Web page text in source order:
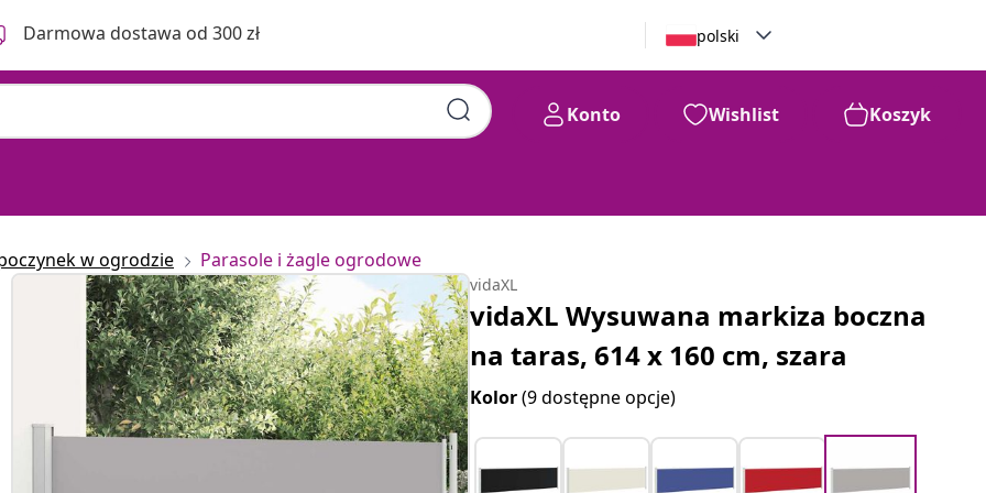
Darmowa dostawa od 300 zł polski
Konto Wishlist Koszyk
w ogrodzie Parasole i żagle ogrodowe
vidaXL
vidaXL Wysuwana markiza boczna
na taras, 614 x 160 cm, szara
Kolor(9 dostępne opcje)